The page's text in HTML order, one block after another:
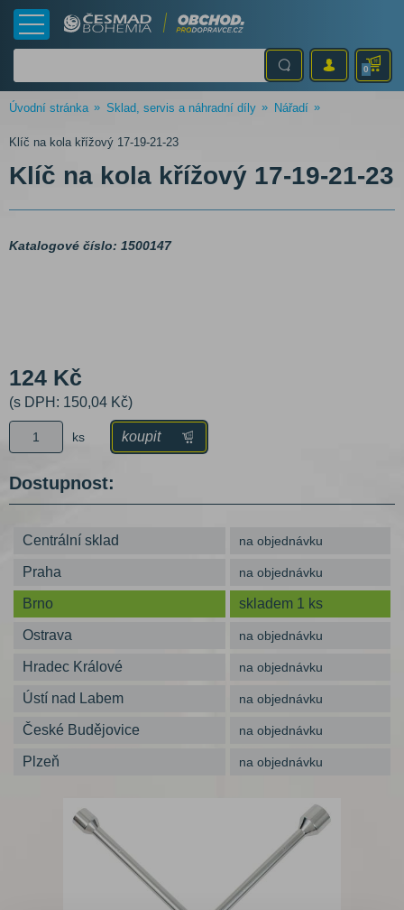
0
Úvodní stránka Sklad, servis a náhradní díly Nářadí
Klíč na kola křížový 17-19-21-23
Klíč na kola křížový 17-19-21-23
Katalogové číslo: 1500147
124 Kč
(s DPH: 150,04 Kč)
ks koupit
Dostupnost:
Centrální sklad na objednávku
Praha na objednávku
Brno skladem 1 ks
Ostrava na objednávku
Hradec Králové na objednávku
Ústí nad Labem na objednávku
České Budějovice na objednávku
Plzeň na objednávku